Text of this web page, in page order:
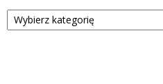
Kategorie